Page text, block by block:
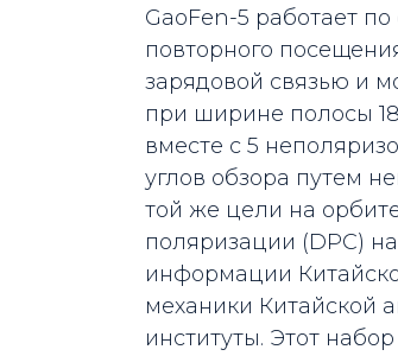
GaoFen-5 работает
повторного
зарядовой связью и
при ширине полосы
вместе с 5
углов обзора путем
той же цели на
поляризации (DPC)
информации
механики Китайской
институты. Этот